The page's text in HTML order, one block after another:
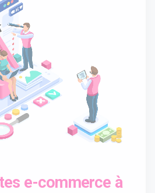
e-commerce à